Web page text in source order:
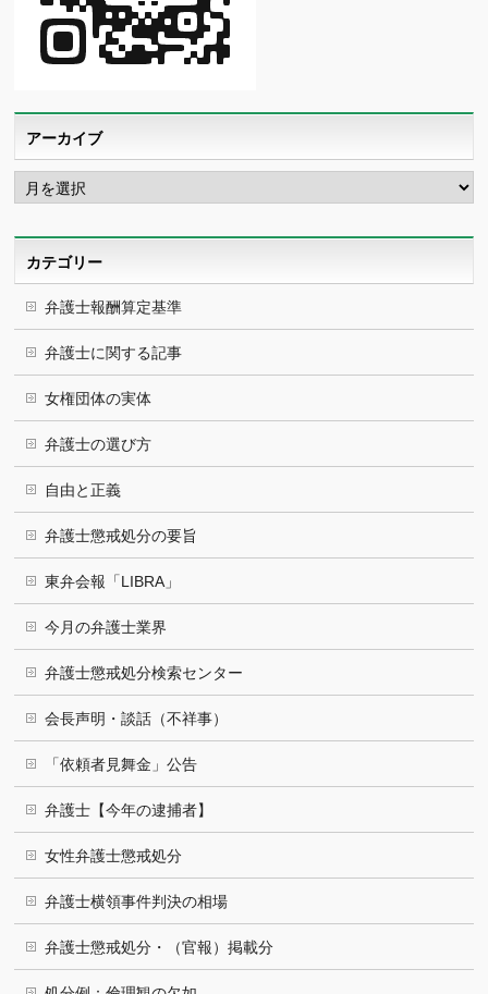
アーカイブ
ア
ー
カ
カテゴリー
弁護士報酬算定基準
弁護士に関する記事
女権団体の実体
弁護士の選び方
自由と正義
弁護士懲戒処分の要旨
東弁会報「LIBRA」
今月の弁護士業界
弁護士懲戒処分検索センター
会長声明・談話（不祥事）
「依頼者見舞金」公告
弁護士【今年の逮捕者】
女性弁護士懲戒処分
弁護士横領事件判決の相場
弁護士懲戒処分・（官報）掲載分